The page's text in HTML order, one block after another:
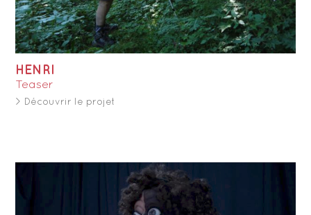
HENRI
Teaser
> Découvrir le projet